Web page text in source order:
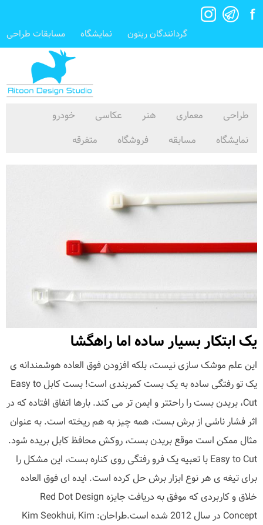
گردانندگان ریتون نمایشگاه مسابقات طراحی
طراحی معماری هنر عکاسی
خودرو
نمایشگاه
مسابقه فروشگاه متفرقه
یک ابتکار بسیار ساده اما راهگشا
این علم موشک سازی نیست، بلکه افزودن فوق العاده هوشمندانه ی
یک تو رفتگی ساده به یک بست کمربندی است! بست کابل Easy to
Cut، بریدن بست را راحتتر و ایمن تر می کند. بارها اتفاق افتاده که در
اثر فشار ناشی از برش بست، همه چیز به هم ریخته است. به عنوان
مثال ممکن است موقع بریدن بست، روکش محافظ کابل بریده شود.
Easy to Cut با تعبیه یک فرو رفتگی روی کناره بست، این مشکل را
برای تیغه ی هر نوع ابزار برش حل کرده است. ایده ای فوق العاده
خلاق و کاربردی که موفق به دریافت جایزه Red Dot Design
Concept در سال 2012 شده است.طراحان: Kim Seokhui, Kim